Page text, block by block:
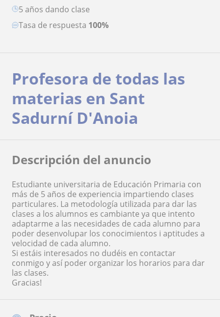
5 años dando clase
Tasa de respuesta 100%
Profesora de todas las
materias en Sant
Sadurní D'Anoia
Descripción del anuncio
Estudiante universitaria de Educación Primaria con
más de 5 años de experiencia impartiendo clases
particulares. La metodología utilizada para dar las
clases a los alumnos es cambiante ya que intento
adaptarme a las necesidades de cada alumno para
poder desenvolupar los conocimientos i aptitudes a
velocidad de cada alumno.
Si estáis interesados no dudéis en contactar
conmigo y así poder organizar los horarios para dar
las clases.
Gracias!